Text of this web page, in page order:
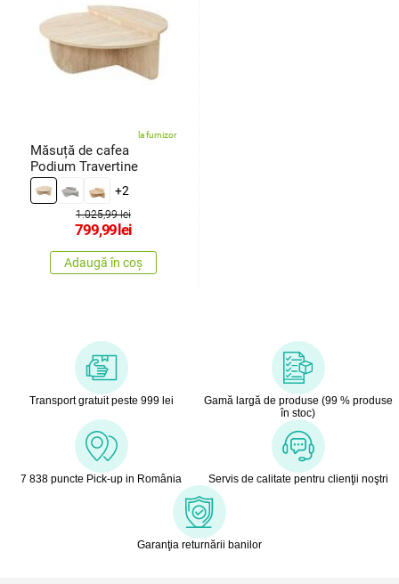
la furnizor
Măsuță de cafea
Podium Travertine
+2
1.025,99 lei
799,99 lei
Adaugă în coș
Transport gratuit peste 999 lei
Gamă largă de produse (99 % produse
în stoc)
7 838 puncte Pick-up in România Servis de calitate pentru clienţii noştri
Garanţia returnării banilor